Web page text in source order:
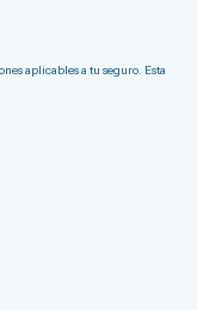
aplicables a tu seguro. Esta